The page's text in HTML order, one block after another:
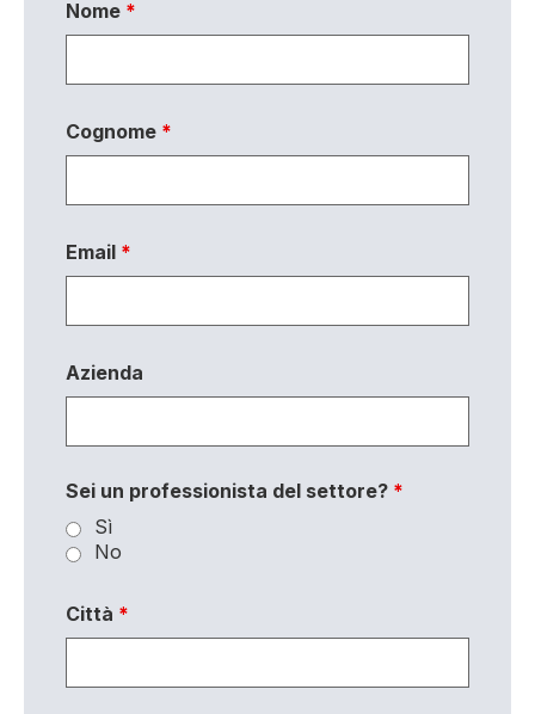
Nome *
Cognome *
Email *
Azienda
Sei un professionista del settore? *
Sì
No
Città *